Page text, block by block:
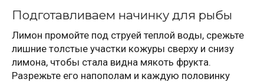
Подготавливаем начинку для рыбы
Лимон промойте под струей теплой воды, срежьте
лишние толстые участки кожуры сверху и снизу
лимона, чтобы стала видна мякоть фрукта.
Разрежьте его напополам и каждую половинку